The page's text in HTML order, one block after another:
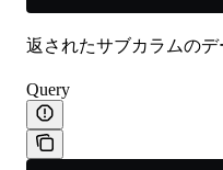
返されたサブカラムのデ
Query